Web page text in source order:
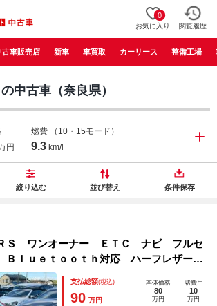
0
お気に入り 閲覧履歴
古車販売店 新車 車買取 カーリース 整備工場
中古車（奈良県）
円
燃費 （10・15モード）
9.3 km/l
絞り込む 並び替え 条件保存
Ｓ ワンオーナー ＥＴＣ ナビ フルセ
ｌｕｅｔｏｏｔｈ対応 ハーフレザーシ
純正アルミホイール 記録簿付
支払総額(税込)
90 万円
本体価格
80
万円
諸費用
10
万円